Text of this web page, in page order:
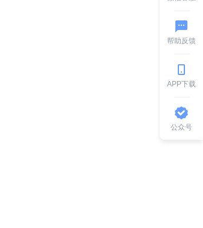
帮助反馈
APP下载
公众号